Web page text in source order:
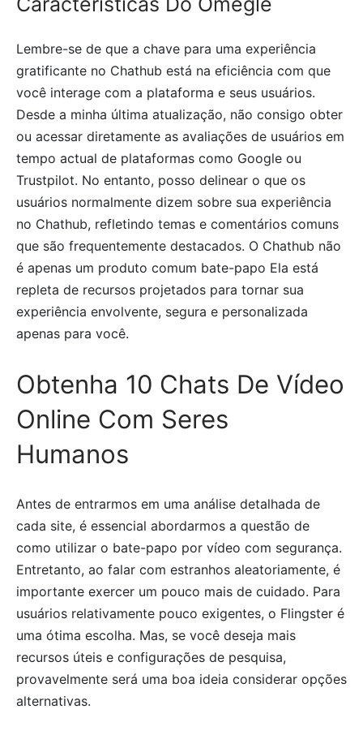
Lembre-se de que a chave para uma experiência
gratificante no Chathub está na eficiência com que
você interage com a plataforma e seus usuários.
Desde a minha última atualização, não consigo obter
ou acessar diretamente as avaliações de usuários em
tempo actual de plataformas como Google ou
Trustpilot. No entanto, posso delinear o que os
usuários normalmente dizem sobre sua experiência
no Chathub, refletindo temas e comentários comuns
que são frequentemente destacados. O Chathub não
é apenas um produto comum bate-papo Ela está
repleta de recursos projetados para tornar sua
experiência envolvente, segura e personalizada
apenas para você.
Obtenha 10 Chats De Vídeo
Online Com Seres
Humanos
Antes de entrarmos em uma análise detalhada de
cada site, é essencial abordarmos a questão de
como utilizar o bate-papo por vídeo com segurança.
Entretanto, ao falar com estranhos aleatoriamente, é
importante exercer um pouco mais de cuidado. Para
usuários relativamente pouco exigentes, o Flingster é
uma ótima escolha. Mas, se você deseja mais
recursos úteis e configurações de pesquisa,
provavelmente será uma boa ideia considerar opções
alternativas.